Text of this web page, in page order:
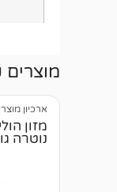
מוצרים
ארכיון
מזון
נוטרה גולד